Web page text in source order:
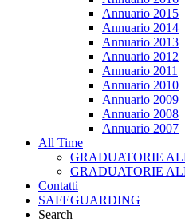
Annuario 2015
Annuario 2014
Annuario 2013
Annuario 2012
Annuario 2011
Annuario 2010
Annuario 2009
Annuario 2008
Annuario 2007
All Time
GRADUATORIE
GRADUATORIE
Contatti
SAFEGUARDING
Search